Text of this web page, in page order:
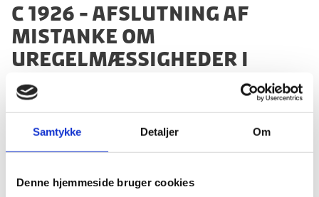
Samtykke Detaljer Om
Denne hjemmeside bruger cookies
C 1926 - Afslutning af
mistanke om
uregelmæssigheder i
forbindelse med en
beløbsmodtager under
Foundation for Civil
Society i Tanzania
14.11.2024